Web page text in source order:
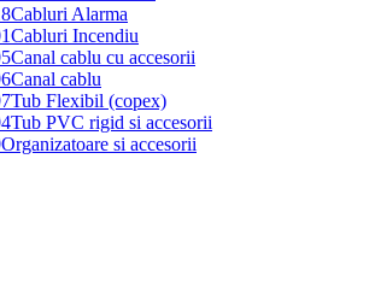
Cabluri Alarma
Cabluri Incendiu
Canal cablu cu accesorii
Canal cablu
Tub Flexibil (copex)
Tub PVC rigid si accesorii
Organizatoare si accesorii